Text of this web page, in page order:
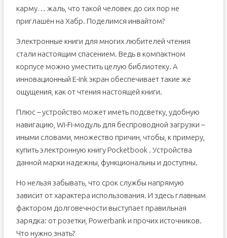
карму… жаль, что такой человек до сих пор не
приглашён на Хабр. Поделимся инвайтом?
Электронные книги для многих любителей чтения
стали настоящим спасением. Ведь в компактном
корпусе можно уместить целую библиотеку. А
инновационный E-ink экран обеспечивает такие же
ощущения, как от чтения настоящей книги.
Плюс – устройство может иметь подсветку, удобную
навигацию, Wi-Fi-модуль для беспроводной загрузки –
иными словами, множество причин, чтобы, к примеру,
купить электронную книгу Pocketbook . Устройства
данной марки надежны, функциональны и доступны.
Но нельзя забывать, что срок службы напрямую
зависит от характера использования. И здесь главным
фактором долговечности выступает правильная
зарядка: от розетки, Powerbank и прочих источников.
Что нужно знать?